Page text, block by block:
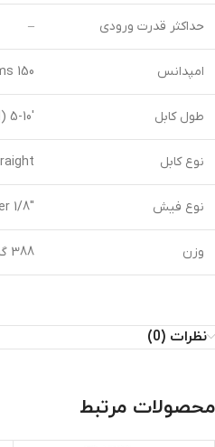
حداکثر قدرت ورودی –
امپدانس 150 ohms
طول کابل 5-10′ (coiled), 10′ (straight)
نوع کابل
نوع فیش 1/8″ plug, 1/4″ adapter
وزن 388 گرم
نظرات (0)
محصولات مرتبط